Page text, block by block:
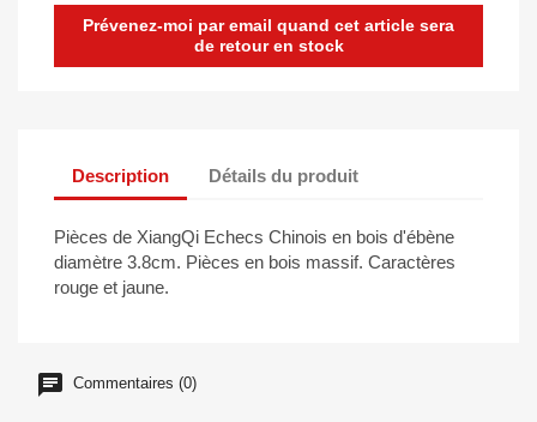
Prévenez-moi par email quand cet article sera
de retour en stock
Description Détails du produit
Pièces de XiangQi Echecs Chinois en bois d'ébène
diamètre 3.8cm. Pièces en bois massif. Caractères
rouge et jaune.
Commentaires (0)